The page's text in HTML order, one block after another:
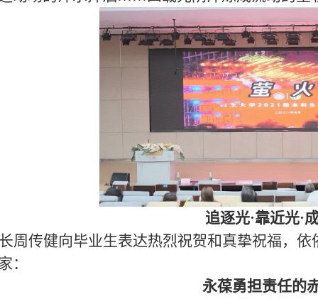
追逐光·靠近光·
周传健向毕业生表达热烈祝贺和真挚祝福，
：
永葆勇担责任的